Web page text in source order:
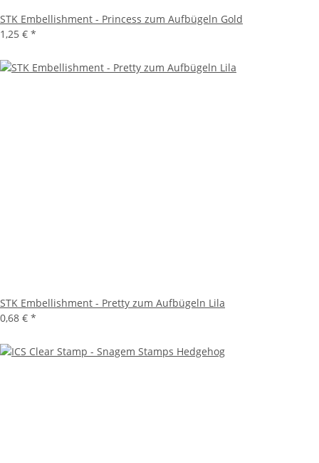
STK Embellishment - Princess zum Aufbügeln Gold
1,25 € *
STK Embellishment - Pretty zum Aufbügeln Lila
0,68 € *